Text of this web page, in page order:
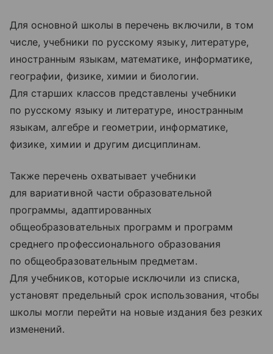
Для основной школы в перечень включили, в том
числе, учебники по русскому языку, литературе,
иностранным языкам, математике, информатике,
географии, физике, химии и биологии.
Для старших классов представлены учебники
по русскому языку и литературе, иностранным
языкам, алгебре и геометрии, информатике,
физике, химии и другим дисциплинам.
Также перечень охватывает учебники
для вариативной части образовательной
программы, адаптированных
общеобразовательных программ и программ
среднего профессионального образования
по общеобразовательным предметам.
Для учебников, которые исключили из списка,
установят предельный срок использования, чтобы
школы могли перейти на новые издания без резких
изменений.